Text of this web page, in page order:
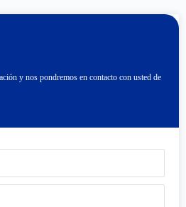
y nos pondremos en contacto con usted de